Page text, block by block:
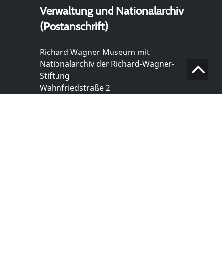
Verwaltung und Nationalarchiv
(Postanschrift)
Richard Wagner Museum mit
Nationalarchiv der Richard-Wagner-
Stiftung
Wahnfriedstraße 2